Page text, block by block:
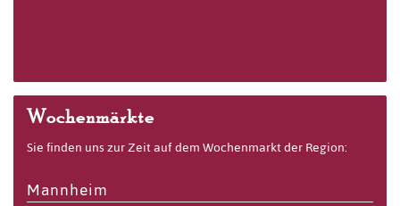
Wochenmärkte
Sie finden uns zur Zeit auf dem Wochenmarkt der Region:
Mannheim